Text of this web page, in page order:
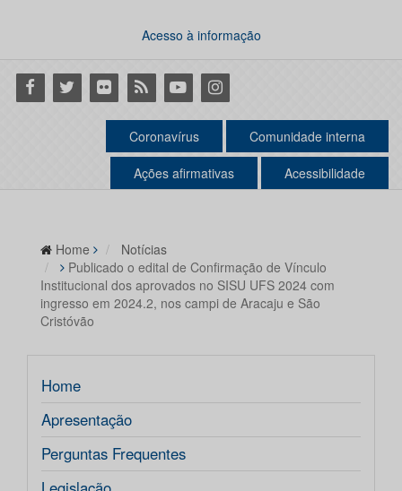
Acesso à informação
Facebook
Twitter Flickr RSS YoutubeInstagram
Coronavírus Comunidade interna
Ações afirmativas Acessibilidade
Home
Notícias
Publicado o edital de Confirmação de Vínculo
Institucional dos aprovados no SISU UFS 2024 com
ingresso em 2024.2, nos campi de Aracaju e São
Cristóvão
Home
Apresentação
Perguntas Frequentes